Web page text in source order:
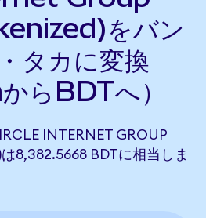
をバン
タカに変換
らBDTへ）
INTERNET GROUP
8,382.5668 BDTに相当しま